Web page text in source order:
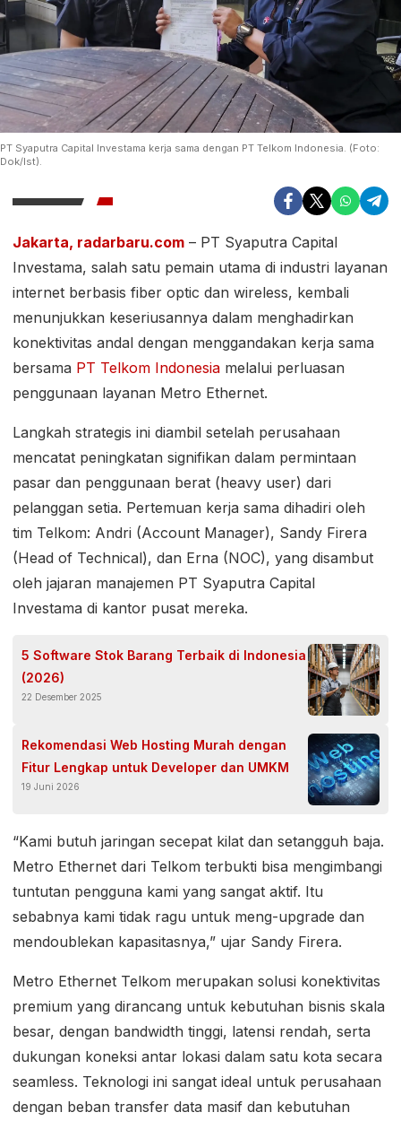
PT Syaputra Capital Investama kerja sama dengan PT Telkom Indonesia. (Foto:
Dok/Ist).
Jakarta, radarbaru.com – PT Syaputra Capital
Investama, salah satu pemain utama di industri layanan
internet berbasis fiber optic dan wireless, kembali
menunjukkan keseriusannya dalam menghadirkan
konektivitas andal dengan menggandakan kerja sama
bersama PT Telkom Indonesia melalui perluasan
penggunaan layanan Metro Ethernet.
Langkah strategis ini diambil setelah perusahaan
mencatat peningkatan signifikan dalam permintaan
pasar dan penggunaan berat (heavy user) dari
pelanggan setia. Pertemuan kerja sama dihadiri oleh
tim Telkom: Andri (Account Manager), Sandy Firera
(Head of Technical), dan Erna (NOC), yang disambut
oleh jajaran manajemen PT Syaputra Capital
Investama di kantor pusat mereka.
5 Software Stok Barang Terbaik di Indonesia
(2026)
22 Desember 2025
Rekomendasi Web Hosting Murah dengan
Fitur Lengkap untuk Developer dan UMKM
19 Juni 2026
“Kami butuh jaringan secepat kilat dan setangguh baja.
Metro Ethernet dari Telkom terbukti bisa mengimbangi
tuntutan pengguna kami yang sangat aktif. Itu
sebabnya kami tidak ragu untuk meng-upgrade dan
mendoublekan kapasitasnya,” ujar Sandy Firera.
Metro Ethernet Telkom merupakan solusi konektivitas
premium yang dirancang untuk kebutuhan bisnis skala
besar, dengan bandwidth tinggi, latensi rendah, serta
dukungan koneksi antar lokasi dalam satu kota secara
seamless. Teknologi ini sangat ideal untuk perusahaan
dengan beban transfer data masif dan kebutuhan